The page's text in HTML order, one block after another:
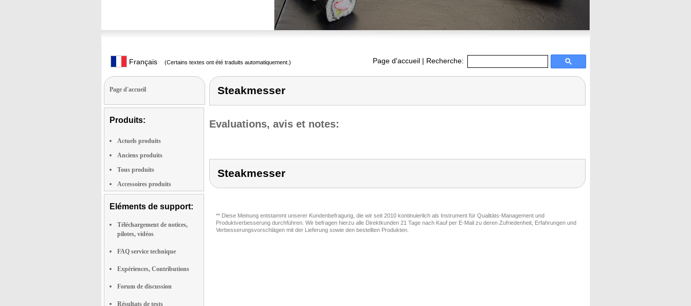
Français (Certains textes ont été traduits automatiquement.) Page d'accueil | Recherche:
Page d'accueil
Produits:
Actuels produits
Anciens produits
Tous produits
Accessoires produits
Eléments de support:
Téléchargement de notices,
pilotes, vidéos
FAQ service technique
Expériences, Contributions
Forum de discussion
Résultats de tests
Steakmesser
Evaluations, avis et notes:
Steakmesser
** Diese Meinung entstammt unserer Kundenbefragung, die wir seit 2010 kontinuierlich als Instrument für Qualitäts-Management und
Produktverbesserung durchführen. Wir befragen hierzu alle Direktkunden 21 Tage nach Kauf per E-Mail zu deren Zufriedenheit, Erfahrungen und
Verbesserungsvorschlägen mit der Lieferung sowie den bestellten Produkten.